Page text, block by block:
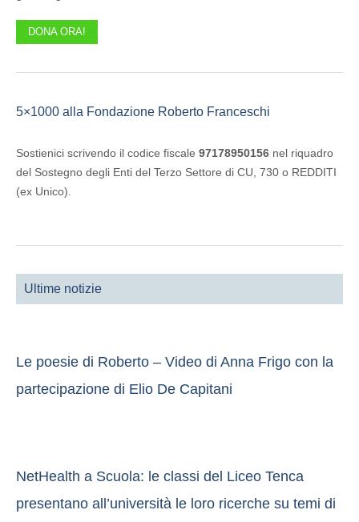
DONA ORA!
5×1000 alla Fondazione Roberto Franceschi
Sostienici scrivendo il codice fiscale 97178950156 nel riquadro
del Sostegno degli Enti del Terzo Settore di CU, 730 o REDDITI
(ex Unico).
Ultime notizie
Le poesie di Roberto – Video di Anna Frigo con la
partecipazione di Elio De Capitani
NetHealth a Scuola: le classi del Liceo Tenca
presentano all’università le loro ricerche su temi di